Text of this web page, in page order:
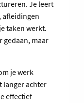
Je leert
afleidingen
taken werkt.
gedaan, maar
je werk
langer achter
effectief